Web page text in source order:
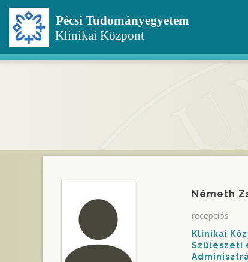
Ugrás
tartalomra
Németh
recepciós
Klinikai
Szülészeti